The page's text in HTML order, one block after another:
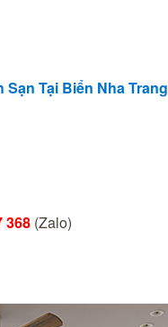
Sạn Tại Biển Nha Trang
368 (Zalo)